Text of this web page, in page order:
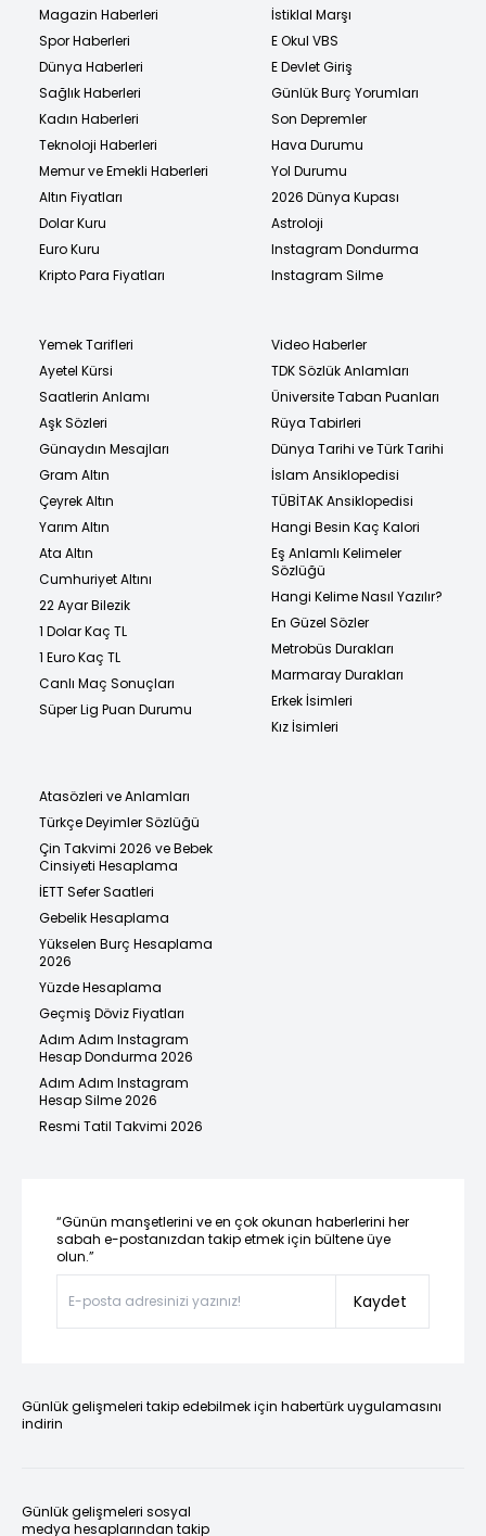
Magazin Haberleri
Spor Haberleri
Dünya Haberleri
Sağlık Haberleri
Kadın Haberleri
Teknoloji Haberleri
Memur ve Emekli Haberleri
Altın Fiyatları
Dolar Kuru
Euro Kuru
Kripto Para Fiyatları
İstiklal Marşı
E Okul VBS
E Devlet Giriş
Günlük Burç Yorumları
Son Depremler
Hava Durumu
Yol Durumu
2026 Dünya Kupası
Astroloji
Instagram Dondurma
Instagram Silme
Yemek Tarifleri
Ayetel Kürsi
Saatlerin Anlamı
Aşk Sözleri
Günaydın Mesajları
Gram Altın
Çeyrek Altın
Yarım Altın
Ata Altın
Cumhuriyet Altını
22 Ayar Bilezik
1 Dolar Kaç TL
1 Euro Kaç TL
Canlı Maç Sonuçları
Süper Lig Puan Durumu
Video Haberler
TDK Sözlük Anlamları
Üniversite Taban Puanları
Rüya Tabirleri
Dünya Tarihi ve Türk Tarihi
İslam Ansiklopedisi
TÜBİTAK Ansiklopedisi
Hangi Besin Kaç Kalori
Eş Anlamlı Kelimeler
Sözlüğü
Hangi Kelime Nasıl Yazılır?
En Güzel Sözler
Metrobüs Durakları
Marmaray Durakları
Erkek İsimleri
Kız İsimleri
Atasözleri ve Anlamları
Türkçe Deyimler Sözlüğü
Çin Takvimi 2026 ve Bebek
Cinsiyeti Hesaplama
İETT Sefer Saatleri
Gebelik Hesaplama
Yükselen Burç Hesaplama
2026
Yüzde Hesaplama
Geçmiş Döviz Fiyatları
Adım Adım Instagram
Hesap Dondurma 2026
Adım Adım Instagram
Hesap Silme 2026
Resmi Tatil Takvimi 2026
“Günün manşetlerini ve en çok okunan haberlerini her
sabah e-postanızdan takip etmek için bültene üye
olun.”
Kaydet
Günlük gelişmeleri takip edebilmek için habertürk uygulamasını
indirin
Günlük gelişmeleri sosyal
medya hesaplarından takip